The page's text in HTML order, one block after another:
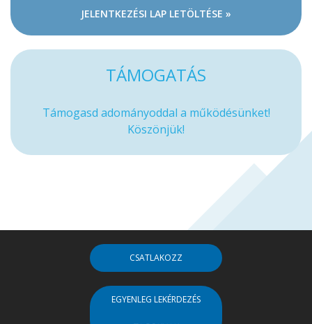
JELENTKEZÉSI LAP LETÖLTÉSE »
TÁMOGATÁS
Támogasd adományoddal a működésünket!
Köszönjük!
CSATLAKOZZ
EGYENLEG LEKÉRDEZÉS